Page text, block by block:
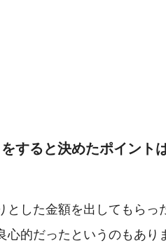
すると決めたポイント
とした金額を出してもらっ
心的だったというのもあり